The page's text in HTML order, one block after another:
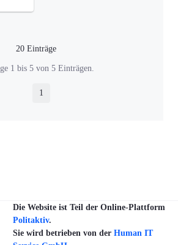
20 Einträge
Pro Seite
1 bis 5 von 5 Einträgen.
Seite
1
Die Website ist Teil der Online-Plattform
Politaktiv.
Sie wird betrieben von derHuman IT